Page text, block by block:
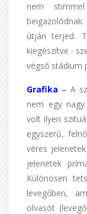
nem
útján terjed.
kiegészítve
végső stádium
Grafika – A
nem egy
volt ilyen
egyszerű,
véres
jelenetek
Különösen
levegőben,
olvasót